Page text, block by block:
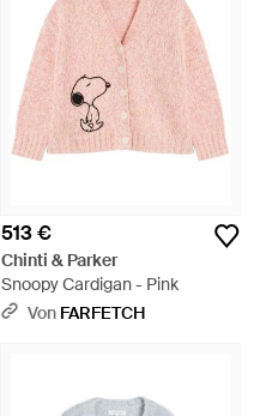
513 €
Chinti & Parker
Snoopy Cardigan - Pink
Von FARFETCH